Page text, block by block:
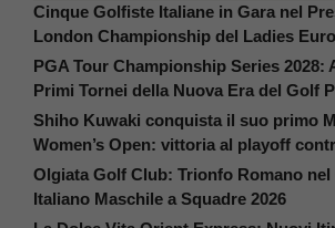
Cinque Golfiste Italiane in Gara nel
London Championship del Ladies
PGA Tour Championship Series 2028:
Primi Tornei della Nuova Era del Golf
Shiho Kuwaki conquista il suo primo
Women’s Open: vittoria al playoff
Olgiata Golf Club: Trionfo Romano
Italiano Maschile a Squadre 2026